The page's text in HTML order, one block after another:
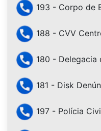
193 - Corpo de
188 - CVV
180 - Delegacia
181 - Disk
197 - Polícia